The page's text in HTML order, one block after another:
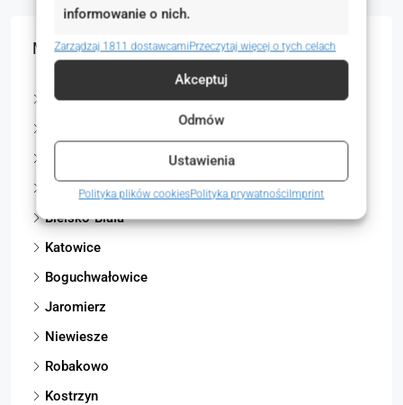
informowanie o nich.
Zarządzaj 1811 dostawcamiPrzeczytaj więcej o tych celach
Akceptuj
Odmów
Ustawienia
Polityka plików cookiesPolityka prywatnościImprint
Miasta
Poznań
Gliwice
Bielsko-Biała
Katowice
Boguchwałowice
Jaromierz
Niewiesze
Robakowo
Kostrzyn